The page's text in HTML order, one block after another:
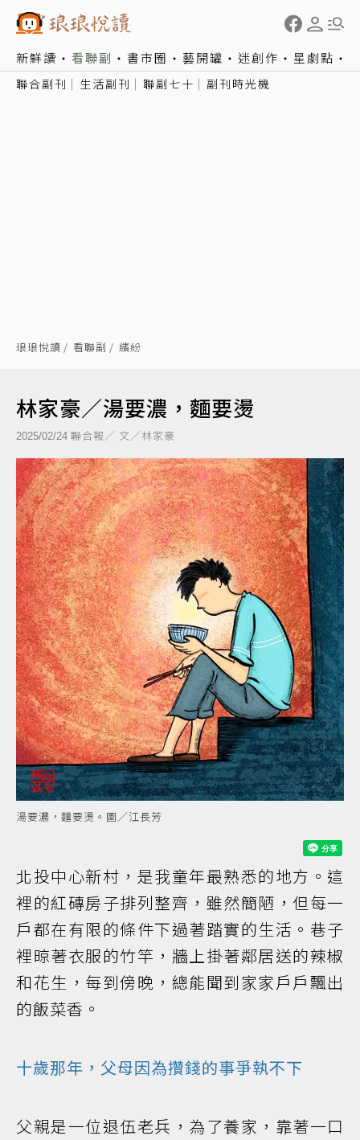
新鮮讀 看聯副 書市圈 藝開罐 迷創作 星劇點
聯合副刊 生活副刊 聯副七十 副刊時光機
琅琅悅讀 看聯副 繽紛
林家豪／湯要濃，麵要燙
2025/02/24 聯合報／ 文／林家豪
湯要濃，麵要燙。圖／江長芳
北投中心新村，是我童年最熟悉的地方。這
裡的紅磚房子排列整齊，雖然簡陋，但每一
戶都在有限的條件下過著踏實的生活。巷子
裡晾著衣服的竹竿，牆上掛著鄰居送的辣椒
和花生，每到傍晚，總能聞到家家戶戶飄出
的飯菜香。
十歲那年，父母因為攢錢的事爭執不下
父親是一位退伍老兵，為了養家，靠著一口